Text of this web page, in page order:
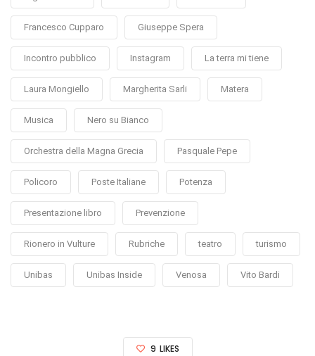
Francesco Cupparo Giuseppe Spera
Incontro pubblico Instagram La terra mi tiene
Laura Mongiello Margherita Sarli Matera
Musica Nero su Bianco
Orchestra della Magna Grecia Pasquale Pepe
Policoro Poste Italiane Potenza
Presentazione libro Prevenzione
Rionero in Vulture Rubriche teatro turismo
Unibas Unibas Inside Venosa Vito Bardi
9 LIKES